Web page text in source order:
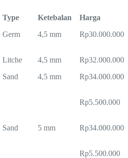
Type Ketebalan
Harga
Germ 4,5 mm Rp30.000.000
Litche 4,5 mm
Rp32.000.000
Sand 4,5 mm Rp34.000.000
Rp5.500.000
Sand 5 mm Rp34.000.000
Rp5.500.000